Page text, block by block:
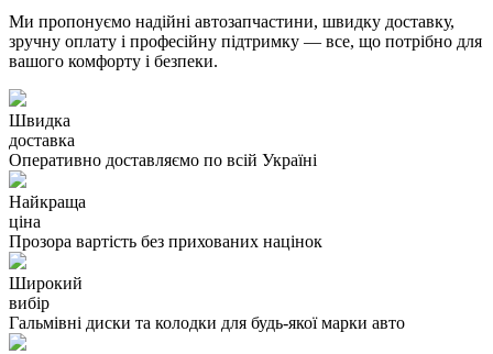
Ми пропонуємо надійні автозапчастини, швидку доставку,
зручну оплату і професійну підтримку — все, що потрібно для
вашого комфорту і безпеки.
Швидка
доставка
Оперативно доставляємо по всій Україні
Найкраща
ціна
Прозора вартість без прихованих націнок
Широкий
вибір
Гальмівні диски та колодки для будь-якої марки авто